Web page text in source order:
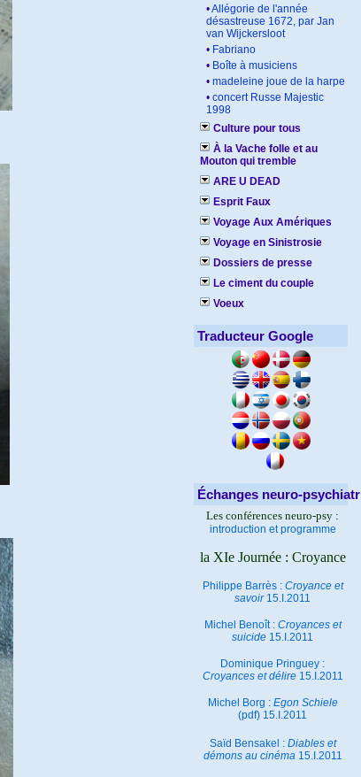
•Allégorie de l'année
désastreuse 1672, par Jan
van Wijckersloot
• Fabriano
• Boîte à musiciens
• madeleine joue de la harpe
• concert Russe Majestic
1998
Culture pour tous
À la Vache folle et au
Mouton qui tremble
ARE U DEAD
Esprit Faux
Voyage Aux Amériques
Voyage en Sinistrosie
Dossiers de presse
Le ciment du couple
Voeux
Traducteur Google
Échanges neuro-
Les conférences neuro-psy :
introduction et programme
la XIe Journée : Croyance
Philippe Barrès : Croyance et
savoir15.I.2011
Michel Benoît : Croyances et
suicide 15.I.2011
Dominique Pringuey :
Croyances et délire15.I.2011
Michel Borg : Egon Schiele
(pdf) 15.I.2011
Saïd Bensakel : Diables et
démons au cinéma 15.I.2011